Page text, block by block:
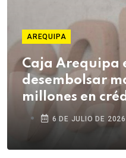
AREQUIPA
Caja Arequipa
desembolsar
millones en
campaña de
6 DE JULIO DE